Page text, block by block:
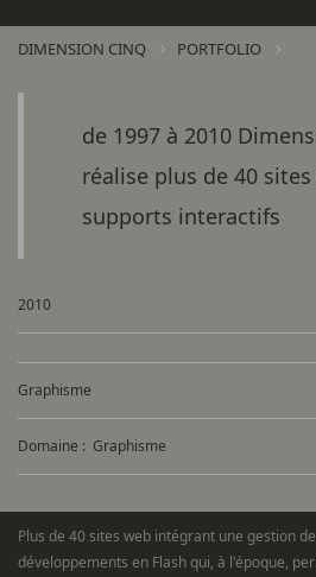
DIMENSION CINQ PORTFOLIO
de 1997 à 2010
réalise plus de 40
supports interactifs
2010
Graphisme
Domaine : Graphisme
Plus de 40 sites web intégrant une gestion
développements en Flash qui, à l'époque,